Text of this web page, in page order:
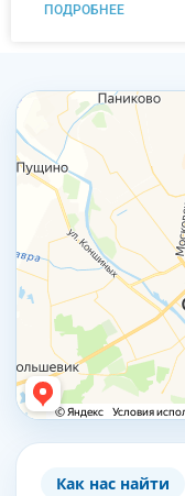
ПОДРОБНЕЕ
Как нас найти